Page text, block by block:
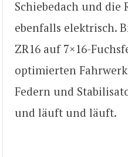
Schiebedach und die
ebenfalls elektrisch.
ZR16 auf 7×16-
optimierten
Federn und
und läuft und läuft.